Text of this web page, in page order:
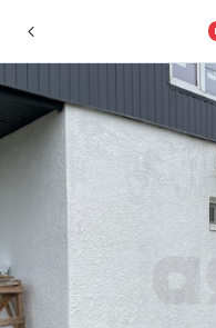
г.
Избранное
0 объявлений
Недвижимость